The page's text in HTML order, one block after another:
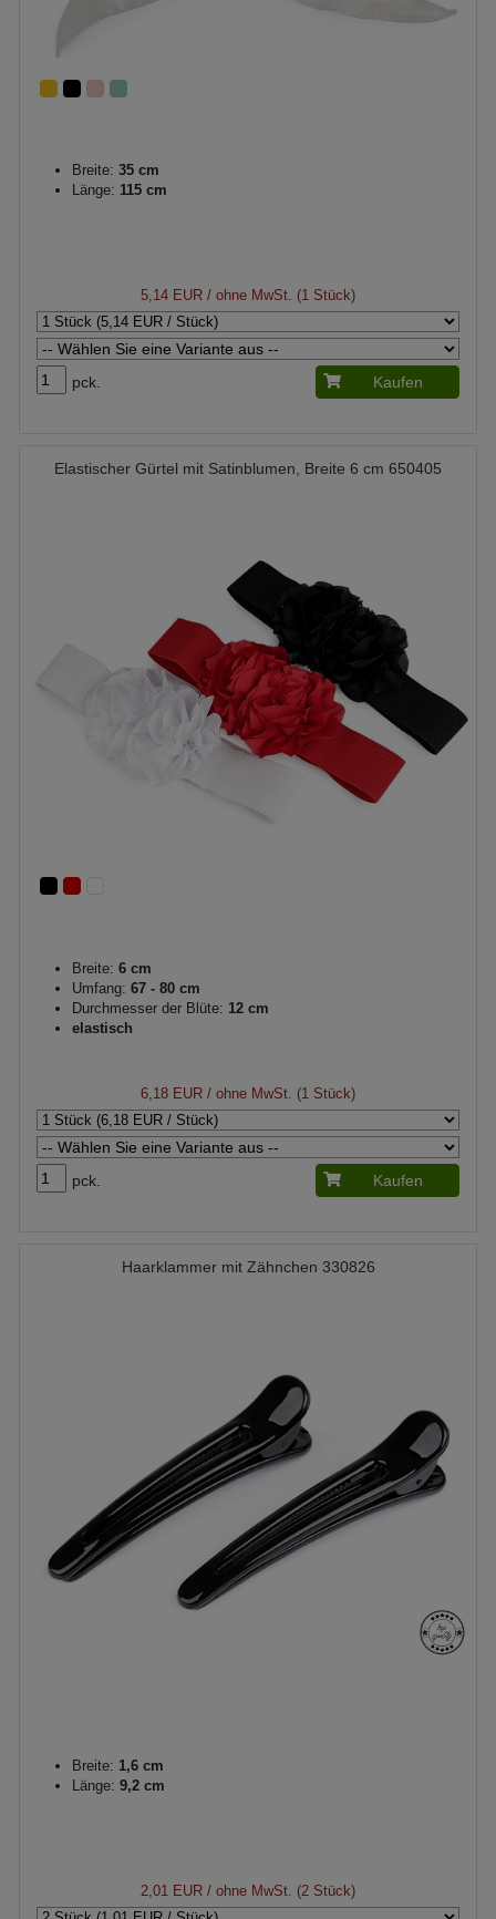
Breite: 35 cm
Länge: 115 cm
5,14 EUR / ohne MwSt. (1 Stück)
pck. Kaufen
Elastischer Gürtel mit Satinblumen, Breite 6 cm 650405
Breite: 6 cm
Umfang: 67 - 80 cm
Durchmesser der Blüte: 12 cm
elastisch
6,18 EUR / ohne MwSt. (1 Stück)
pck. Kaufen
Haarklammer mit Zähnchen 330826
Breite: 1,6 cm
Länge: 9,2 cm
2,01 EUR / ohne MwSt. (2 Stück)